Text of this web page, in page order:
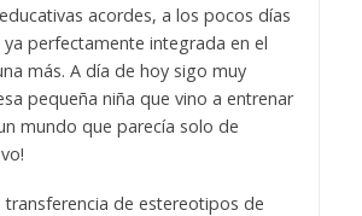
acordes, a los pocos días
perfectamente integrada en el
más. A día de hoy sigo muy
pequeña niña que vino a entrenar
mundo que parecía solo de
transferencia de estereotipos de